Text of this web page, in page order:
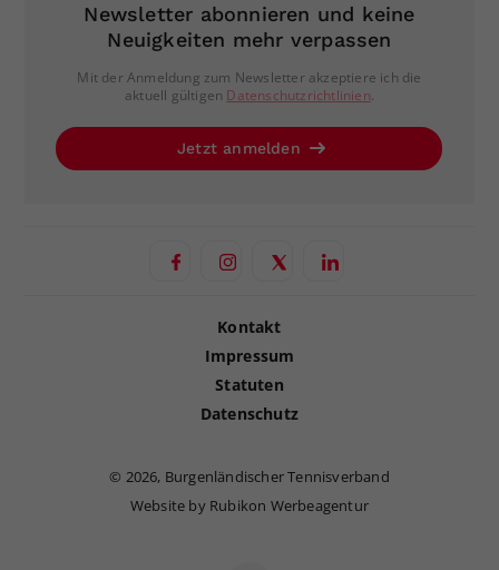
Newsletter abonnieren und keine
Neuigkeiten mehr verpassen
Mit der Anmeldung zum Newsletter akzeptiere ich die
aktuell gültigen Datenschutzrichtlinien.
Jetzt anmelden
Kontakt
Impressum
Statuten
Datenschutz
© 2026, Burgenländischer Tennisverband
Website by Rubikon Werbeagentur